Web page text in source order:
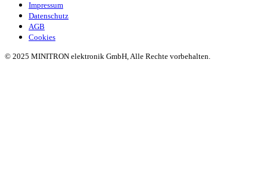
Impressum
Datenschutz
AGB
Cookies
© 2025 MINITRON elektronik GmbH, Alle Rechte vorbehalten.